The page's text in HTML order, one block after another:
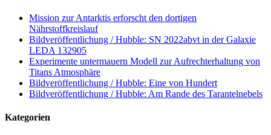
Mission zur Antarktis erforscht den dortigen
Nährstoffkreislauf
Bildveröffentlichung / Hubble: SN 2022abvt in der Galaxie
LEDA 132905
Experimente untermauern Modell zur Aufrechterhaltung von
Titans Atmosphäre
Bildveröffentlichung / Hubble: Eine von Hundert
Bildveröffentlichung / Hubble: Am Rande des Tarantelnebels
Kategorien